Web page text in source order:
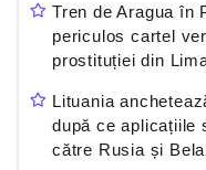
Tren de Aragua în
periculos cartel
prostituției din
Lituania
după ce aplicațiile
către Rusia și